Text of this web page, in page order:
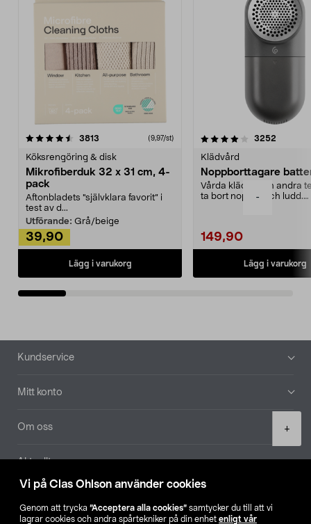
Vi på Clas Ohlson använder cookies
Genom att trycka ”Acceptera alla cookies” samtycker du till att vi
lagrar cookies och andra spårtekniker på din enhet enligt vår
-
+
3813 (9,97/st)
Köksrengöring & disk
Mikrofiberduk 32 x 31 cm, 4-
pack
Aftonbladets "självklara favorit” i
test av d...
Utförande: Grå/beige
39,90
Lägg i varukorg
4.0av 5 stjärnor 3252
Klädvård
Noppborttagare
Vårda kläder och andra
ta bort noppor och ludd.
149,90
Lägg i varukorg
4.5av 5 stjärnor
Sidfot
Kundservice
Mitt konto
Om oss
Aktuellt